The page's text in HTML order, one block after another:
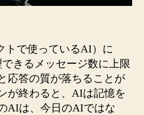
トで使っているAI）に
きるメッセージ数に上限
応答の質が落ちることが
が終わると、AIは記憶を
AIは、今日のAIではな